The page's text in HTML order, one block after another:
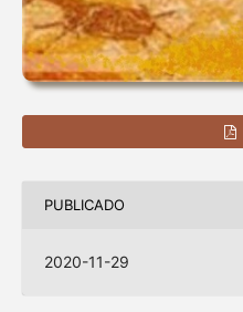
PUBLICADO
2020-11-29